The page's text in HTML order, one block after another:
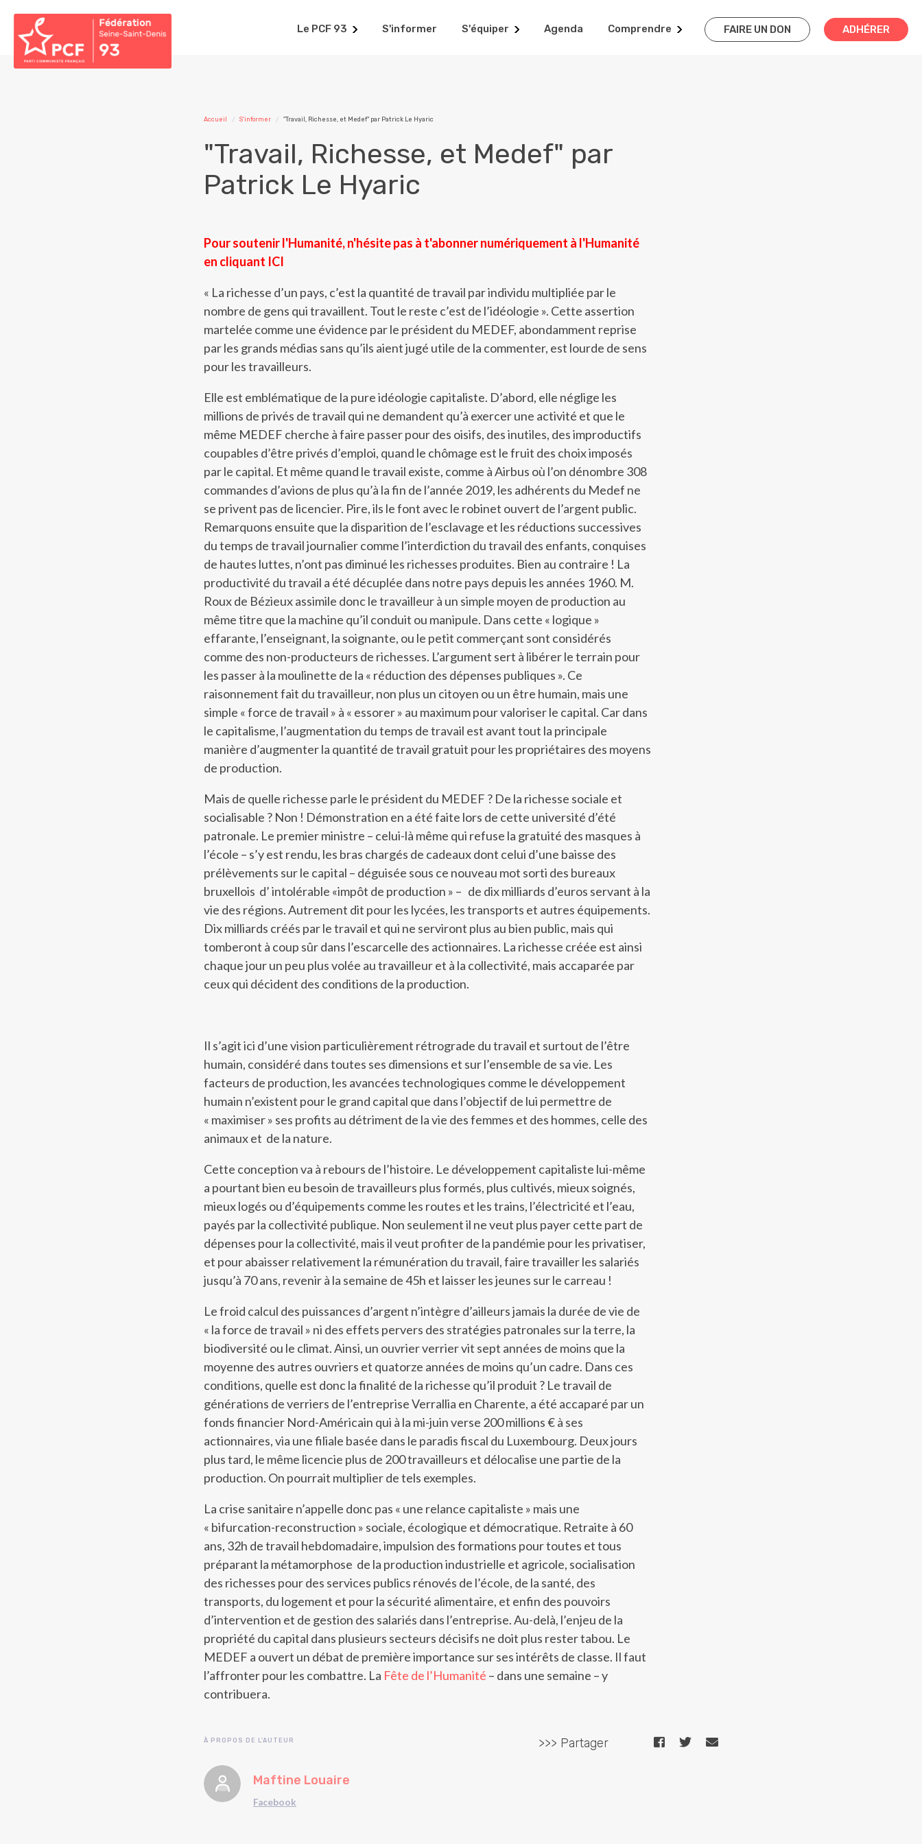
FAIRE UN DON ADHÉRER
Le PCF 93 S'informer S'équiper Agenda Comprendre
Accueil S'informer "Travail, Richesse, et Medef" par Patrick Le Hyaric
"Travail, Richesse, et Medef" par
Patrick Le Hyaric
Pour soutenir l'Humanité, n'hésite pas à t'abonner numériquement à l'Humanité
en cliquant ICI
« La richesse d’un pays, c’est la quantité de travail par individu multipliée par le
nombre de gens qui travaillent. Tout le reste c’est de l’idéologie ». Cette assertion
martelée comme une évidence par le président du MEDEF, abondamment reprise
par les grands médias sans qu’ils aient jugé utile de la commenter, est lourde de sens
pour les travailleurs.
Elle est emblématique de la pure idéologie capitaliste. D’abord, elle néglige les
millions de privés de travail qui ne demandent qu’à exercer une activité et que le
même MEDEF cherche à faire passer pour des oisifs, des inutiles, des improductifs
coupables d’être privés d’emploi, quand le chômage est le fruit des choix imposés
par le capital. Et même quand le travail existe, comme à Airbus où l’on dénombre 308
commandes d’avions de plus qu’à la fin de l’année 2019, les adhérents du Medef ne
se privent pas de licencier. Pire, ils le font avec le robinet ouvert de l’argent public.
Remarquons ensuite que la disparition de l’esclavage et les réductions successives
du temps de travail journalier comme l’interdiction du travail des enfants, conquises
de hautes luttes, n’ont pas diminué les richesses produites. Bien au contraire ! La
productivité du travail a été décuplée dans notre pays depuis les années 1960. M.
Roux de Bézieux assimile donc le travailleur à un simple moyen de production au
même titre que la machine qu’il conduit ou manipule. Dans cette « logique »
effarante, l’enseignant, la soignante, ou le petit commerçant sont considérés
comme des non-producteurs de richesses. L’argument sert à libérer le terrain pour
les passer à la moulinette de la « réduction des dépenses publiques ». Ce
raisonnement fait du travailleur, non plus un citoyen ou un être humain, mais une
simple « force de travail » à « essorer » au maximum pour valoriser le capital. Car dans
le capitalisme, l’augmentation du temps de travail est avant tout la principale
manière d’augmenter la quantité de travail gratuit pour les propriétaires des moyens
de production.
Mais de quelle richesse parle le président du MEDEF ? De la richesse sociale et
socialisable ? Non ! Démonstration en a été faite lors de cette université d’été
patronale. Le premier ministre – celui-là même qui refuse la gratuité des masques à
l’école – s’y est rendu, les bras chargés de cadeaux dont celui d’une baisse des
prélèvements sur le capital – déguisée sous ce nouveau mot sorti des bureaux
bruxellois d’ intolérable «impôt de production » – de dix milliards d’euros servant à la
vie des régions. Autrement dit pour les lycées, les transports et autres équipements.
Dix milliards créés par le travail et qui ne serviront plus au bien public, mais qui
tomberont à coup sûr dans l’escarcelle des actionnaires. La richesse créée est ainsi
chaque jour un peu plus volée au travailleur et à la collectivité, mais accaparée par
ceux qui décident des conditions de la production.
Il s’agit ici d’une vision particulièrement rétrograde du travail et surtout de l’être
humain, considéré dans toutes ses dimensions et sur l’ensemble de sa vie. Les
facteurs de production, les avancées technologiques comme le développement
humain n’existent pour le grand capital que dans l’objectif de lui permettre de
« maximiser » ses profits au détriment de la vie des femmes et des hommes, celle des
animaux et de la nature.
Cette conception va à rebours de l’histoire. Le développement capitaliste lui-même
a pourtant bien eu besoin de travailleurs plus formés, plus cultivés, mieux soignés,
mieux logés ou d’équipements comme les routes et les trains, l’électricité et l’eau,
payés par la collectivité publique. Non seulement il ne veut plus payer cette part de
dépenses pour la collectivité, mais il veut profiter de la pandémie pour les privatiser,
et pour abaisser relativement la rémunération du travail, faire travailler les salariés
jusqu’à 70 ans, revenir à la semaine de 45h et laisser les jeunes sur le carreau !
Le froid calcul des puissances d’argent n’intègre d’ailleurs jamais la durée de vie de
« la force de travail » ni des effets pervers des stratégies patronales sur la terre, la
biodiversité ou le climat. Ainsi, un ouvrier verrier vit sept années de moins que la
moyenne des autres ouvriers et quatorze années de moins qu’un cadre. Dans ces
conditions, quelle est donc la finalité de la richesse qu’il produit ? Le travail de
générations de verriers de l’entreprise Verrallia en Charente, a été accaparé par un
fonds financier Nord-Américain qui à la mi-juin verse 200 millions € à ses
actionnaires, via une filiale basée dans le paradis fiscal du Luxembourg. Deux jours
plus tard, le même licencie plus de 200 travailleurs et délocalise une partie de la
production. On pourrait multiplier de tels exemples.
La crise sanitaire n’appelle donc pas « une relance capitaliste » mais une
« bifurcation-reconstruction » sociale, écologique et démocratique. Retraite à 60
ans, 32h de travail hebdomadaire, impulsion des formations pour toutes et tous
préparant la métamorphose de la production industrielle et agricole, socialisation
des richesses pour des services publics rénovés de l’école, de la santé, des
transports, du logement et pour la sécurité alimentaire, et enfin des pouvoirs
d’intervention et de gestion des salariés dans l’entreprise. Au-delà, l’enjeu de la
propriété du capital dans plusieurs secteurs décisifs ne doit plus rester tabou. Le
MEDEF a ouvert un débat de première importance sur ses intérêts de classe. Il faut
l’affronter pour les combattre. La Fête de l’Humanité – dans une semaine – y
contribuera.
À PROPOS DE L'AUTEUR
Maftine Louaire
Facebook
>>> Partager